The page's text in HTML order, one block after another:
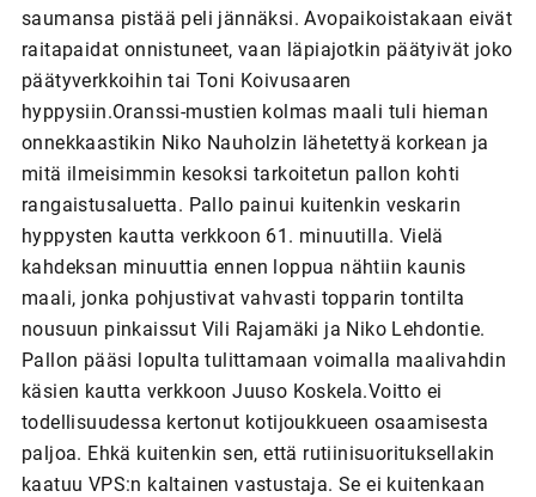
saumansa pistää peli jännäksi. Avopaikoistakaan eivät
raitapaidat onnistuneet, vaan läpiajotkin päätyivät joko
päätyverkkoihin tai Toni Koivusaaren
hyppysiin.Oranssi-mustien kolmas maali tuli hieman
onnekkaastikin Niko Nauholzin lähetettyä korkean ja
mitä ilmeisimmin kesoksi tarkoitetun pallon kohti
rangaistusaluetta. Pallo painui kuitenkin veskarin
hyppysten kautta verkkoon 61. minuutilla. Vielä
kahdeksan minuuttia ennen loppua nähtiin kaunis
maali, jonka pohjustivat vahvasti topparin tontilta
nousuun pinkaissut Vili Rajamäki ja Niko Lehdontie.
Pallon pääsi lopulta tulittamaan voimalla maalivahdin
käsien kautta verkkoon Juuso Koskela.Voitto ei
todellisuudessa kertonut kotijoukkueen osaamisesta
paljoa. Ehkä kuitenkin sen, että rutiinisuorituksellakin
kaatuu VPS:n kaltainen vastustaja. Se ei kuitenkaan